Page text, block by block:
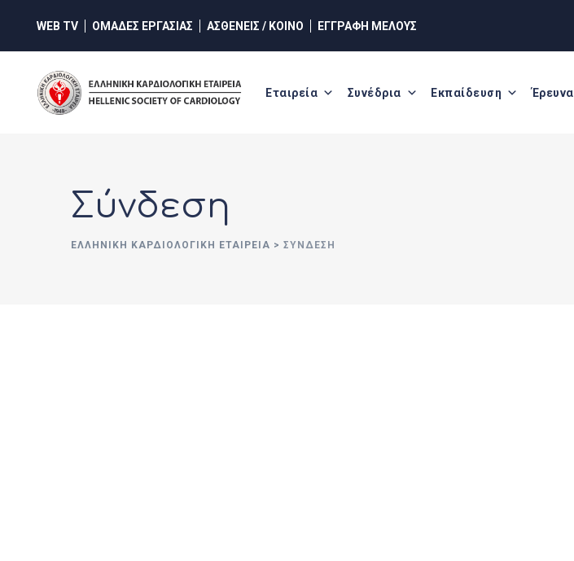
content
WEB TV ΟΜΑΔΕΣ ΕΡΓΑΣΙΑΣ ΑΣΘΕΝΕΙΣ / ΚΟΙΝΟ ΕΓΓΡΑΦΗ ΜΕΛΟΥΣ
Εταιρεία Συνέδρια Εκπαίδευση Έρευνα
Σύνδεση
ΕΛΛΗΝΙΚΉ ΚΑΡΔΙΟΛΟΓΙΚΉ ΕΤΑΙΡΕΊΑ > ΣΎΝΔΕΣΗ